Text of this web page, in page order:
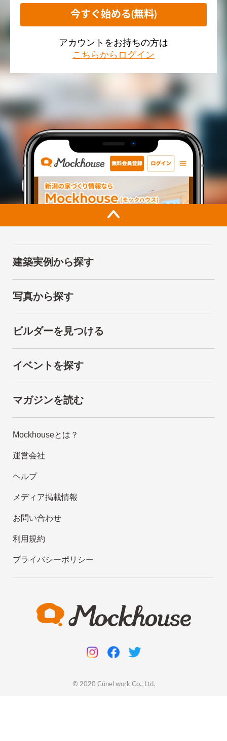
今すぐ始める(無料)
アカウントをお持ちの方は
こちらからログイン
建築実例から探す
写真から探す
ビルダーを見つける
イベントを探す
マガジンを読む
Mockhouseとは？
運営会社
ヘルプ
メディア掲載情報
お問い合わせ
利用規約
プライバシーポリシー
© 2020 Cünel work Co., Ltd.